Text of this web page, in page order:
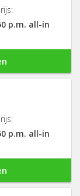
p.m. all-in
p.m. all-in